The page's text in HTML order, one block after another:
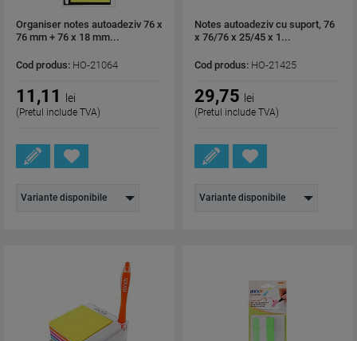
Organiser notes autoadeziv 76 x
76 mm + 76 x 18 mm...
Cod produs: HO-21064
11,11 lei
(Pretul include TVA)
Variante disponibile
Notes autoadeziv cu suport, 76
x 76/76 x 25/45 x 1...
Cod produs: HO-21425
29,75 lei
(Pretul include TVA)
Variante disponibile